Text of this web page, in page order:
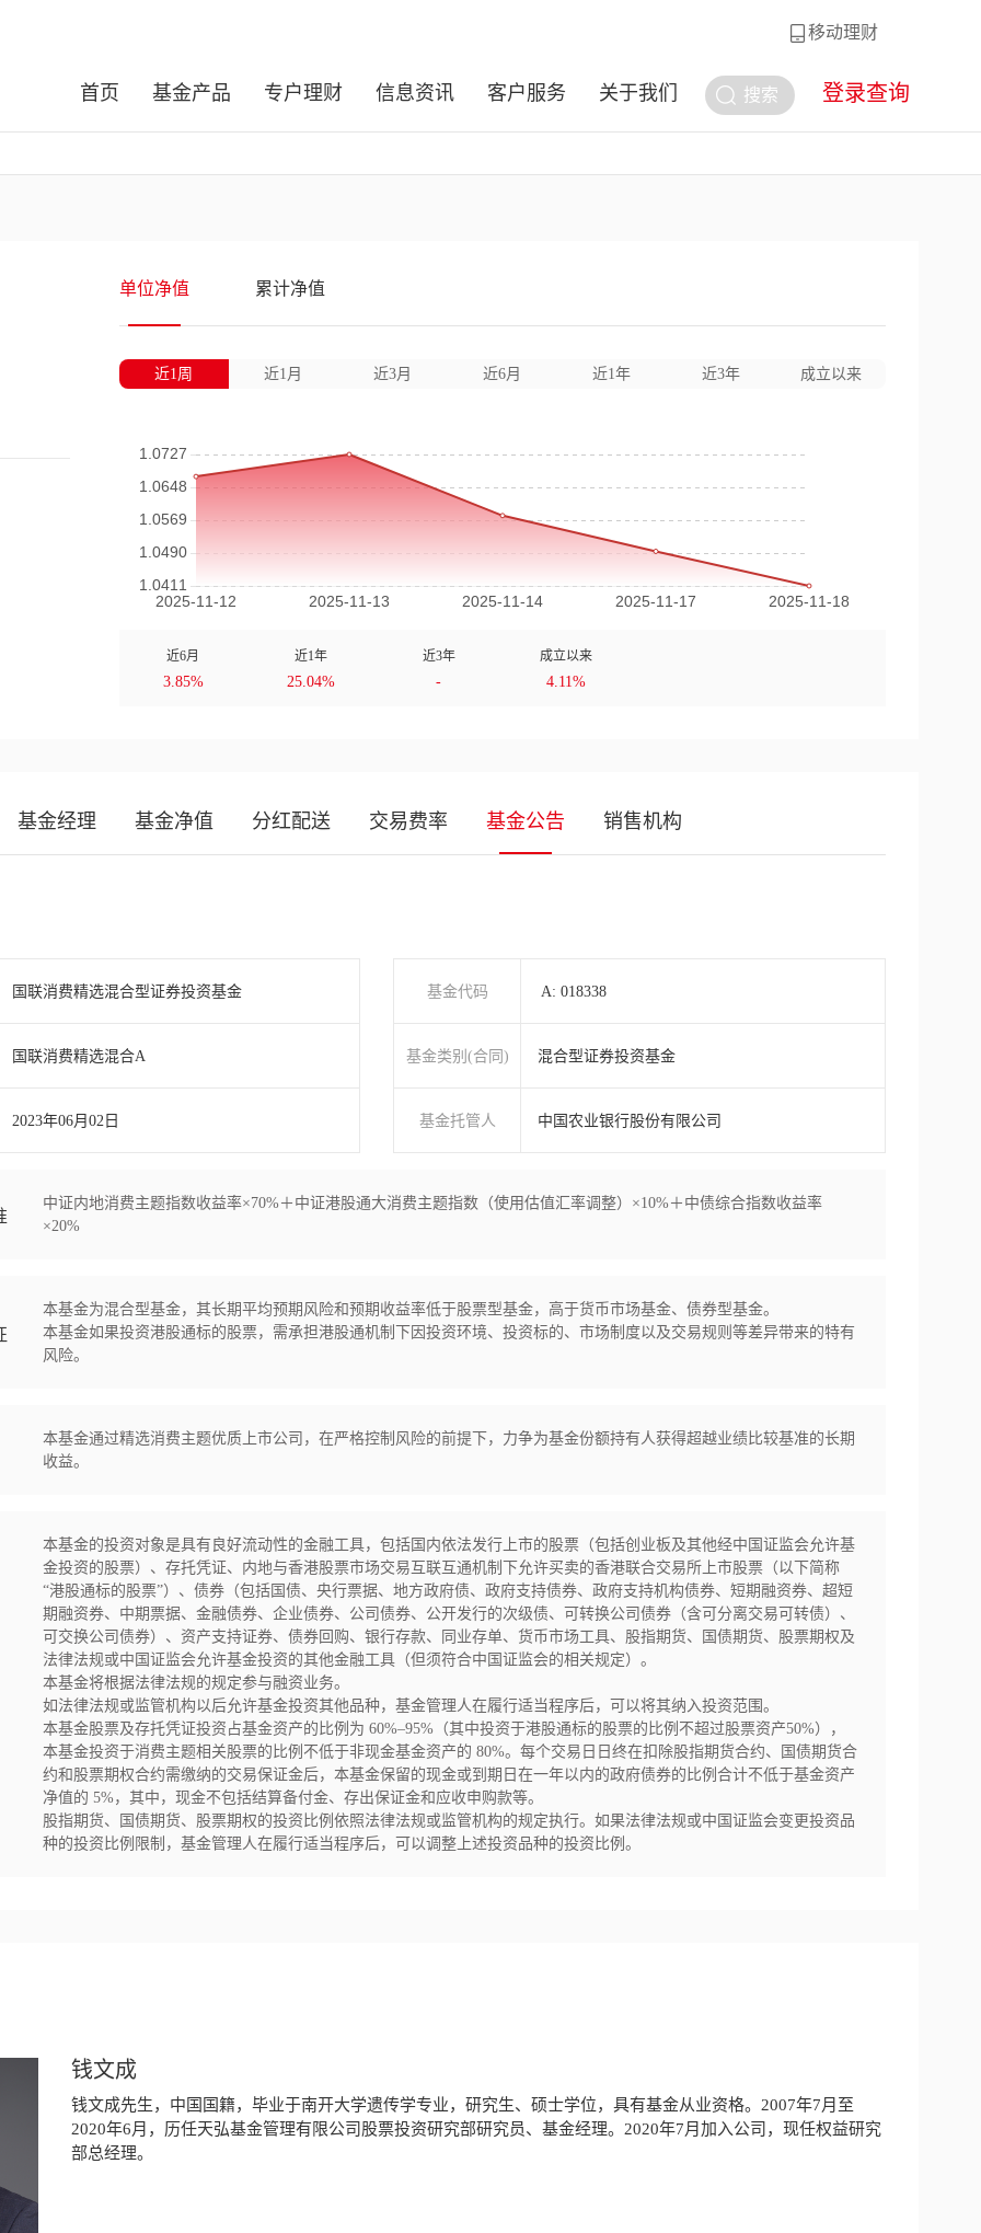
移动理财
搜索 登录查询
首页 基金产品 专户理财 信息资讯 客户服务 关于我们
单位净值 累计净值
近1周 近1月 近3月 近6月 近1年 近3年 成立以来
近6月
3.85%
近1年
25.04%
近3年
-
成立以来
4.11%
基金经理 基金净值 分红配送 交易费率 基金公告 销售机构
国联消费精选混合型证券投资基金
国联消费精选混合A
2023年06月02日
基金代码 A: 018338
基金类别(合同) 混合型证券投资基金
基金托管人 中国农业银行股份有限公司
中证内地消费主题指数收益率×70%＋中证港股通大消费主题指数（使用估值汇率调整）×10%＋中债综合指数收益率
×20%
本基金为混合型基金，其长期平均预期风险和预期收益率低于股票型基金，高于货币市场基金、债券型基金。
本基金如果投资港股通标的股票，需承担港股通机制下因投资环境、投资标的、市场制度以及交易规则等差异带来的特有
风险。
本基金通过精选消费主题优质上市公司，在严格控制风险的前提下，力争为基金份额持有人获得超越业绩比较基准的长期
收益。
本基金的投资对象是具有良好流动性的金融工具，包括国内依法发行上市的股票（包括创业板及其他经中国证监会允许基
金投资的股票）、存托凭证、内地与香港股票市场交易互联互通机制下允许买卖的香港联合交易所上市股票（以下简称
“港股通标的股票”）、债券（包括国债、央行票据、地方政府债、政府支持债券、政府支持机构债券、短期融资券、超短
期融资券、中期票据、金融债券、企业债券、公司债券、公开发行的次级债、可转换公司债券（含可分离交易可转债）、
可交换公司债券）、资产支持证券、债券回购、银行存款、同业存单、货币市场工具、股指期货、国债期货、股票期权及
法律法规或中国证监会允许基金投资的其他金融工具（但须符合中国证监会的相关规定）。
本基金将根据法律法规的规定参与融资业务。
如法律法规或监管机构以后允许基金投资其他品种，基金管理人在履行适当程序后，可以将其纳入投资范围。
本基金股票及存托凭证投资占基金资产的比例为 60%–95%（其中投资于港股通标的股票的比例不超过股票资产50%），
本基金投资于消费主题相关股票的比例不低于非现金基金资产的 80%。每个交易日日终在扣除股指期货合约、国债期货合
约和股票期权合约需缴纳的交易保证金后，本基金保留的现金或到期日在一年以内的政府债券的比例合计不低于基金资产
净值的 5%，其中，现金不包括结算备付金、存出保证金和应收申购款等。
股指期货、国债期货、股票期权的投资比例依照法律法规或监管机构的规定执行。如果法律法规或中国证监会变更投资品
种的投资比例限制，基金管理人在履行适当程序后，可以调整上述投资品种的投资比例。
钱文成
钱文成先生，中国国籍，毕业于南开大学遗传学专业，研究生、硕士学位，具有基金从业资格。2007年7月至
2020年6月，历任天弘基金管理有限公司股票投资研究部研究员、基金经理。2020年7月加入公司，现任权益研究
部总经理。